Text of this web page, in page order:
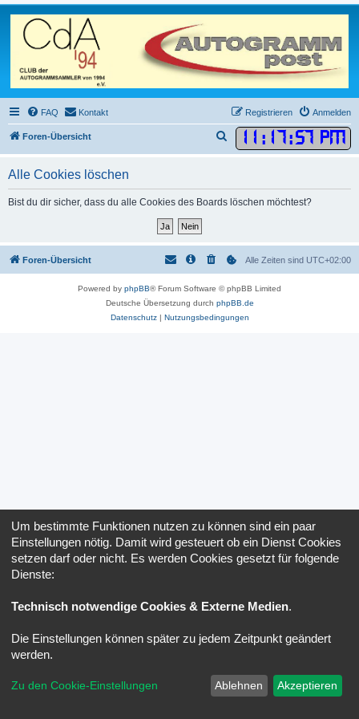
FAQ Kontakt Anmelden
Registrieren
Foren-Übersicht 11 : 17:57 PM
u
Alle Cookies löschen
Bist du dir sicher, dass du alle Cookies des Boards löschen möchtest?
Foren-Übersicht Alle Zeiten sind UTC+02:00
Powered by phpBB® Forum Software © phpBB Limited
Deutsche Übersetzung durch phpBB.de
Datenschutz| Nutzungsbedingungen
Um bestimmte Funktionen nutzen zu können sind ein paar
Einstellungen nötig. Damit wird gesteuert ob ein Dienst Cookies
setzen darf oder nicht. Es werden Cookies gesetzt für folgende
Dienste:
Technisch notwendige Cookies & Externe Medien.
Die Einstellungen können später zu jedem Zeitpunkt geändert
werden.
Zu den Cookie-Einstellungen Ablehnen Akzeptieren